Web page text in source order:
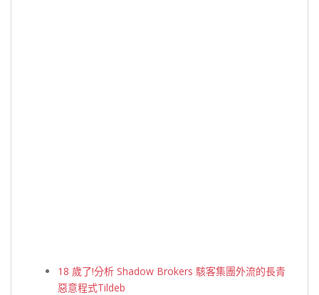
18 歲了!分析 Shadow Brokers 駭客集團外流的長青
惡意程式Tildeb